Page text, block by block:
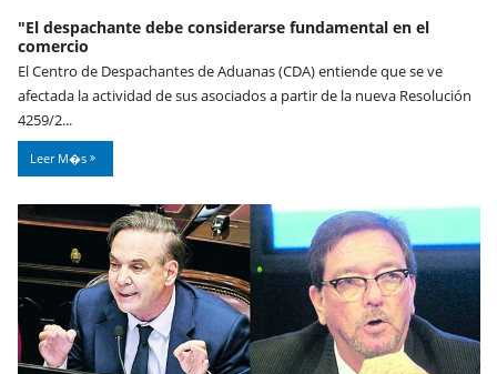
"El despachante debe considerarse fundamental en el
comercio
El Centro de Despachantes de Aduanas (CDA) entiende que se ve
afectada la actividad de sus asociados a partir de la nueva Resolución
4259/2...
Leer M�s